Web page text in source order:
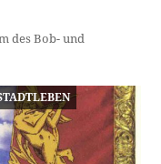
des Bob- und